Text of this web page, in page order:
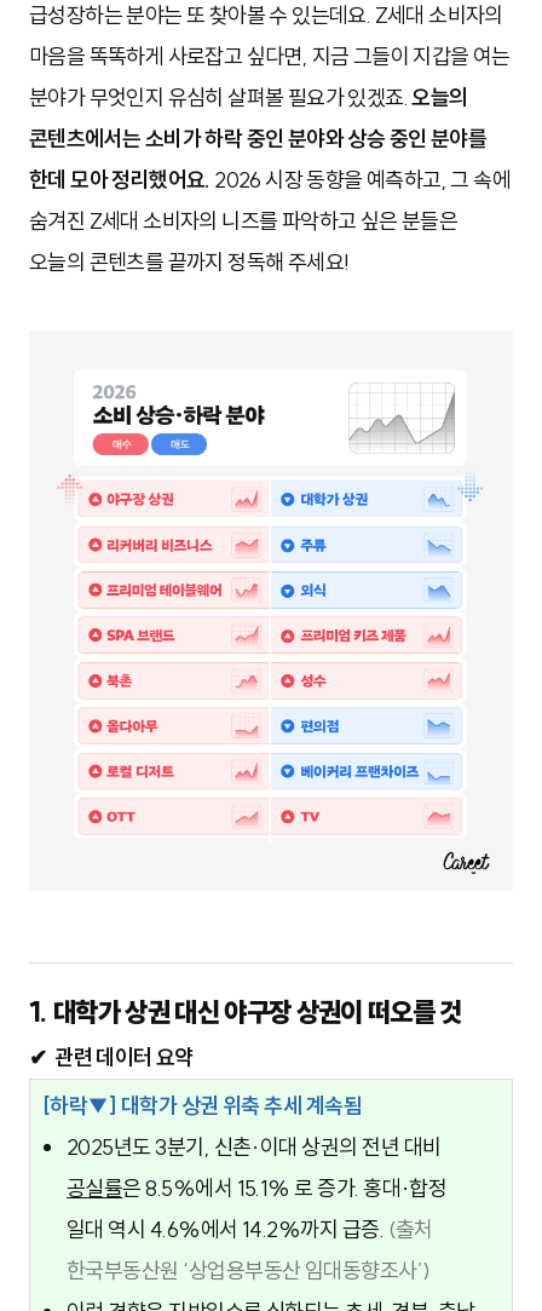
급성장하는 분야는 또 찾아볼 수 있는데요. Z세대 소비자의
마음을 똑똑하게 사로잡고 싶다면, 지금 그들이 지갑을 여는
분야가 무엇인지 유심히 살펴볼 필요가 있겠죠.오늘의
콘텐츠에서는 소비가 하락 중인 분야와 상승 중인 분야를
한데 모아 정리했어요. 2026 시장 동향을 예측하고, 그 속에
숨겨진 Z세대 소비자의 니즈를 파악하고 싶은 분들은
오늘의 콘텐츠를 끝까지 정독해 주세요!
1. 대학가 상권 대신 야구장 상권이 떠오를 것
✔ 관련 데이터 요약
[하락▼] 대학가 상권 위축 추세 계속됨
2025년도 3분기, 신촌·이대 상권의 전년 대비
공실률은 8.5%에서 15.1% 로 증가. 홍대·합정
일대 역시 4.6%에서 14.2%까지 급증. (출처
한국부동산원 ‘상업용부동산 임대동향조사’)